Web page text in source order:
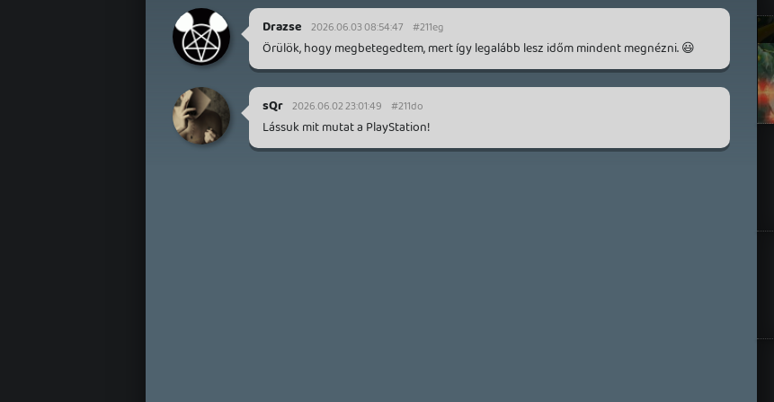
Drazse 2026.06.03 08:54:47 #211eg
Örülök, hogy megbetegedtem, mert így legalább lesz időm mindent megnézni. 😃
sQr 2026.06.02 23:01:49 #211do
Lássuk mit mutat a PlayStation!